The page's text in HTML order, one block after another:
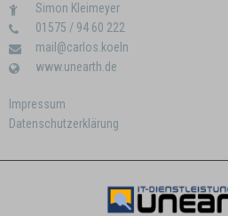
Simon Kleimeyer
01575 / 94 60 222
mail@carlos.koeln
www.unearth.de
Impressum
Datenschutzerklärung